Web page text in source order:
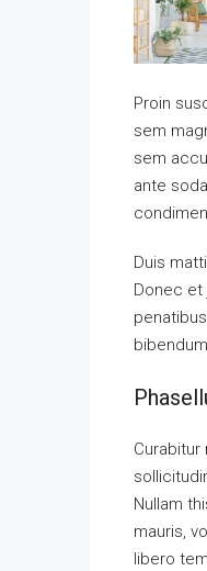
Proin
sem
sem
ante
Duis
Donec et
Curabitur
Nullam
mauris,
libero